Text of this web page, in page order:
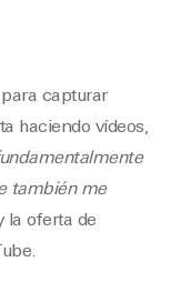
capturar
haciendo vídeos,
también me
la oferta de